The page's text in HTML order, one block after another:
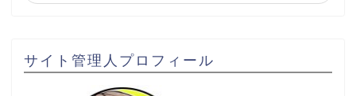
サイト管理人プロフィール